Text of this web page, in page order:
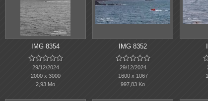
IMG 8354

29/12/2024
2000 x 3000
2,93 Mo
IMG 8352

29/12/2024
1600 x 1067
997,83 Ko